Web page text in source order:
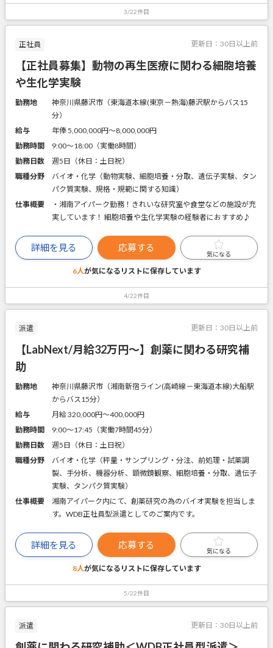
3/22件目
正社員 更新日： 30日以上前
【正社員募集】動物の再生医療に関わる細胞培養
や生化学実験
勤務地
神奈川県藤沢市（東海道本線(東京－熱海)藤沢駅からバス15
分）
給与
年俸 5,000,000円〜8,000,000円
勤務時間
9:00～18:00（実働8時間）
勤務日数
週5日（休日：土日祝）
職種分野
バイオ・化学（動物実験、細胞培養・分取、遺伝子実験、タン
パク質実験、規格・規範に関する知識）
仕事概要
・湘南アイパーク勤務！きれいな研究室や食堂などの施設が充
実しています！ 細胞培養や生化学実験の経験者におすすめ♪
詳細を見る 応募する
気になる
6人が気になるリストに保存しています
4/22件目
派遣 更新日： 30日以上前
【LabNext/月給32万円～】創薬に関わる研究補
助
勤務地
神奈川県藤沢市（湘南新宿ライン(高崎線－東海道本線)大船駅
からバス15分）
給与
月給 320,000円〜400,000円
勤務時間
9:00～17:45（実働7時間45分）
勤務日数
週5日（休日：土日祝）
職種分野
バイオ・化学（秤量・サンプリング・分注、前処理・試薬調
製、手分析、機器分析、顕微鏡観察、細胞培養・分取、遺伝子
実験、タンパク質実験）
仕事概要
湘南アイパーク内にて、創薬研究の為のバイオ実験を担当しま
す。WDB正社員型派遣としてのご案内です。
詳細を見る 応募する
気になる
8人が気になるリストに保存しています
5/22件目
派遣 更新日： 30日以上前